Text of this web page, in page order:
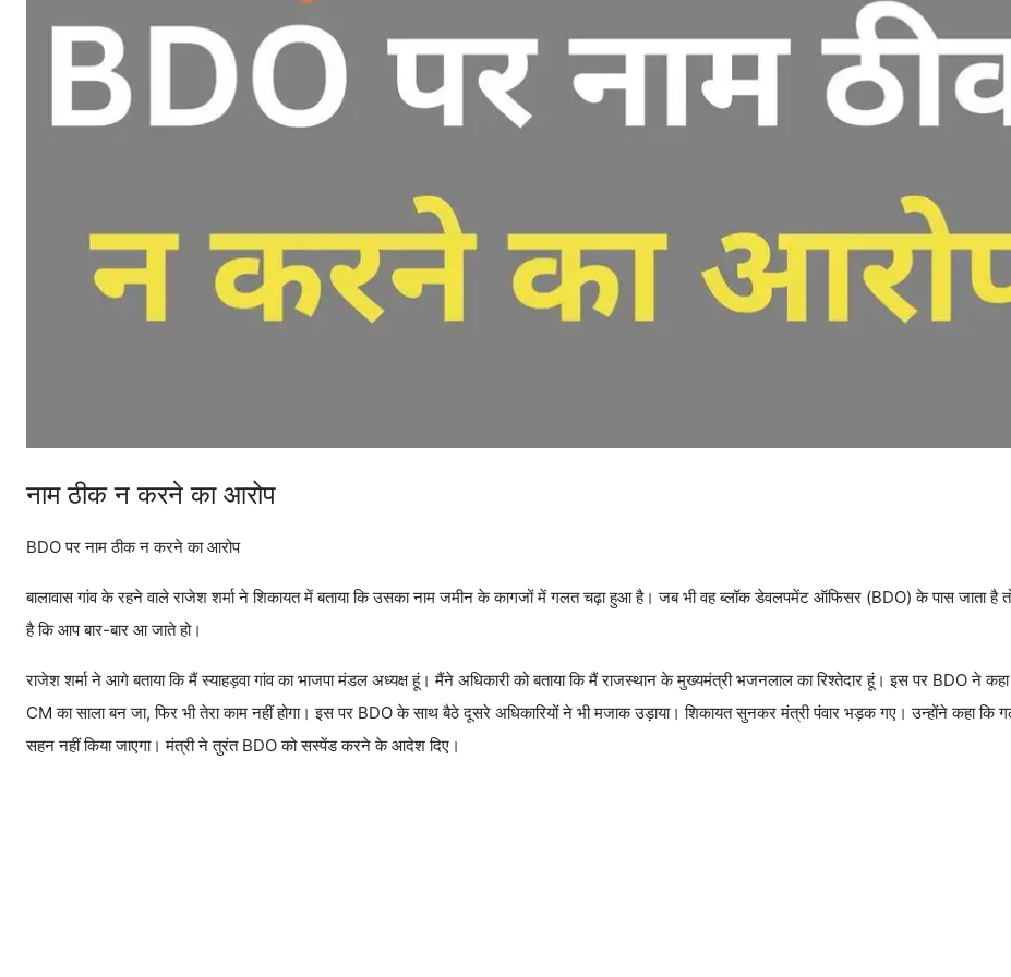
नाम ठीक न करने का आरोप
BDO पर नाम ठीक न करने का आरोप
बालावास गांव के रहने वाले राजेश शर्मा ने शिकायत में बताया कि उसका नाम जमीन के कागजों में गलत चढ़ा हुआ है। जब भी वह ब्लॉक डेवलपमेंट ऑफिसर (BDO) के पास जाता है
है कि आप बार-बार आ जाते हो।
राजेश शर्मा ने आगे बताया कि मैं स्याहड़वा गांव का भाजपा मंडल अध्यक्ष हूं। मैंने अधिकारी को बताया कि मैं राजस्थान के मुख्यमंत्री भजनलाल का रिश्तेदार हूं। इस पर BDO ने
CM का साला बन जा, फिर भी तेरा काम नहीं होगा। इस पर BDO के साथ बैठे दूसरे अधिकारियों ने भी मजाक उड़ाया। शिकायत सुनकर मंत्री पंवार भड़क गए। उन्होंने कहा कि
सहन नहीं किया जाएगा। मंत्री ने तुरंत BDO को सस्पेंड करने के आदेश दिए।